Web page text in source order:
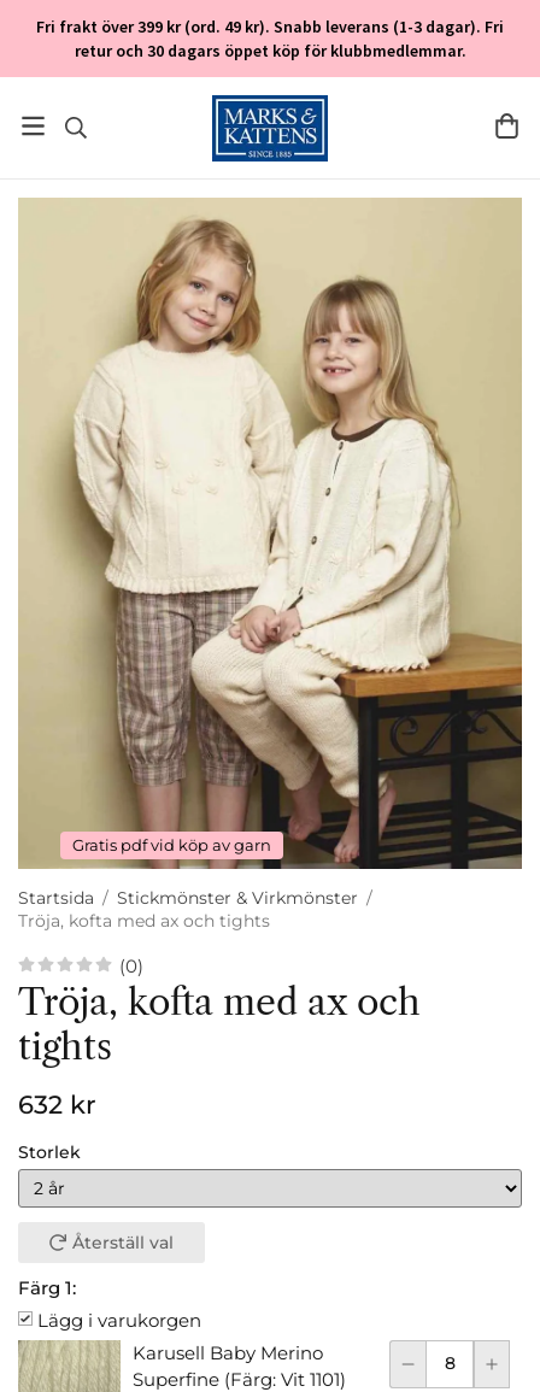
Fri frakt över 399 kr (ord. 49 kr). Snabb leverans (1-3 dagar). Fri
retur och 30 dagars öppet köp för klubbmedlemmar.
Gratis pdf vid köp av garn
Startsida / Stickmönster & Virkmönster /
Tröja, kofta med ax och tights
(0)
Tröja, kofta med ax och
tights
632 kr
Storlek
Återställ val
Färg 1:
Lägg i varukorgen
Karusell Baby Merino
Superfine (Färg: Vit 1101)